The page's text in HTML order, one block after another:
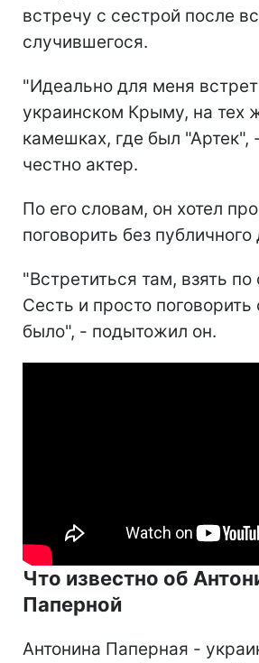
встречу с сестрой после
случившегося.
"Идеально для меня
украинском Крыму, на тех
камешках, где был "Артек",
честно актер.
По его словам, он хотел
поговорить без
"Встретиться там, взять по
Сесть и просто поговорить
было", - подытожил он.
Что известно об
Паперной
Антонина Паперная -